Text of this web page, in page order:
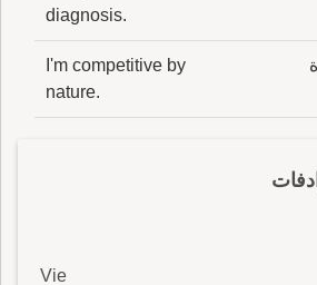
diagnosis.
I'm competitive by
nature.
Vie